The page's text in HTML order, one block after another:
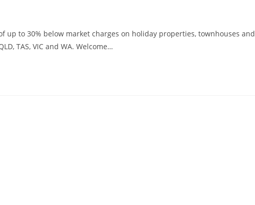
up to 30% below market charges on holiday properties, townhouses and
TAS, VIC and WA. Welcome…